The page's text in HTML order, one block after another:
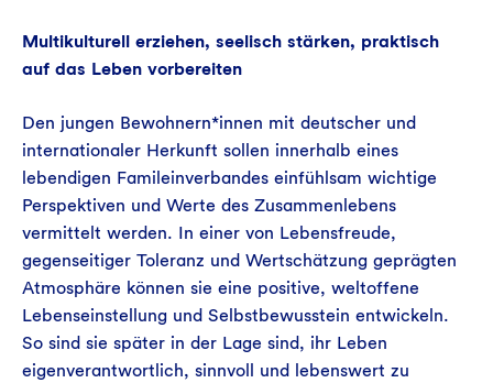
Multikulturell erziehen, seelisch stärken, praktisch
auf das Leben vorbereiten
Den jungen Bewohnern*innen mit deutscher und
internationaler Herkunft sollen innerhalb eines
lebendigen Famileinverbandes einfühlsam wichtige
Perspektiven und Werte des Zusammenlebens
vermittelt werden. In einer von Lebensfreude,
gegenseitiger Toleranz und Wertschätzung geprägten
Atmosphäre können sie eine positive, weltoffene
Lebenseinstellung und Selbstbewusstein entwickeln.
So sind sie später in der Lage sind, ihr Leben
eigenverantwortlich, sinnvoll und lebenswert zu